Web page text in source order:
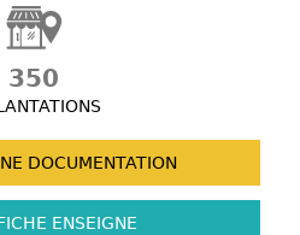
350
DOCUMENTATION
ENSEIGNE